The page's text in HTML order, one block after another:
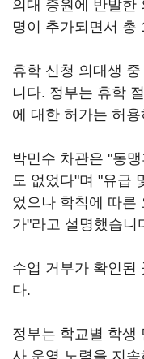
의대 증원에 반발한
명이 추가되면서 총
휴학 신청 의대생
니다. 정부는 휴학
에 대한 허가는 허
박민수 차관은 "동
도 없었다"며 "유급
었으나 학칙에 따른
가"라고 설명했습니
수업 거부가 확인된
다.
정부는 학교별 학생
사 운영 노력을 지